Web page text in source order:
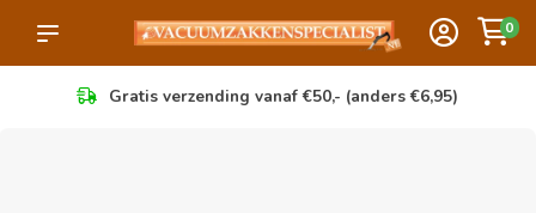
0
Gratis verzending vanaf €50,- (anders €6,95)